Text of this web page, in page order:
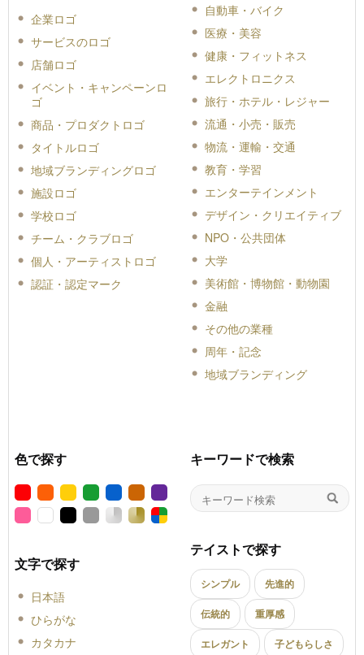
企業ロゴ
サービスのロゴ
店舗ロゴ
イベント・キャンペーンロ
ゴ
商品・プロダクトロゴ
タイトルロゴ
地域ブランディングロゴ
施設ロゴ
学校ロゴ
チーム・クラブロゴ
個人・アーティストロゴ
認証・認定マーク
自動車・バイク
医療・美容
健康・フィットネス
エレクトロニクス
旅行・ホテル・レジャー
流通・小売・販売
物流・運輸・交通
教育・学習
エンターテインメント
デザイン・クリエイティブ
NPO・公共団体
大学
美術館・博物館・動物園
金融
その他の業種
周年・記念
地域ブランディング
色で探す
文字で探す
日本語
ひらがな
カタカナ
キーワードで検索
テイストで探す
シンプル 先進的
伝統的 重厚感
エレガント 子どもらしさ